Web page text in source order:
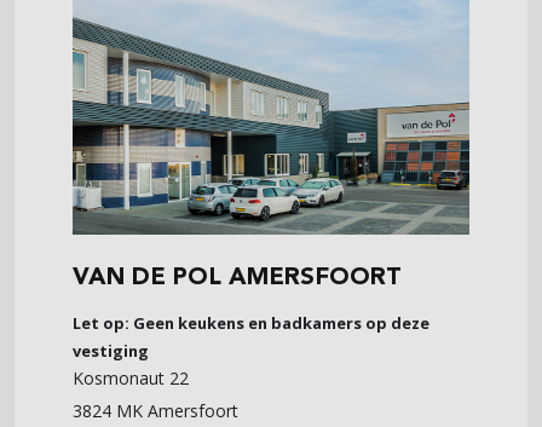
VAN DE POL AMERSFOORT
Let op: Geen keukens en badkamers op deze
vestiging
Kosmonaut 22
3824 MK Amersfoort